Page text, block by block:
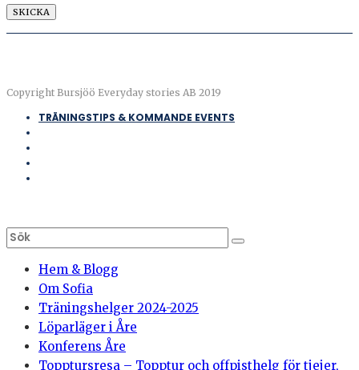
Copyright Bursjöö Everyday stories AB 2019
TRÄNINGSTIPS & KOMMANDE EVENTS
Hem & Blogg
Om Sofia
Träningshelger 2024-2025
Löparläger i Åre
Konferens Åre
Topptursresa – Topptur och offpisthelg för tjejer,